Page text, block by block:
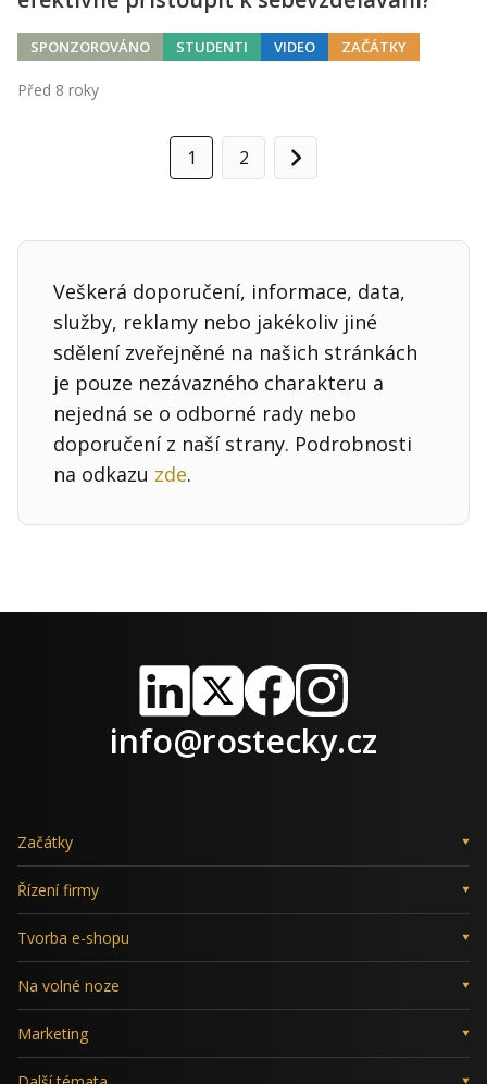
SPONZOROVÁNO STUDENTI VIDEO ZAČÁTKY
Před 8 roky
1 2
Další
Veškerá doporučení, informace, data,
služby, reklamy nebo jakékoliv jiné
sdělení zveřejněné na našich stránkách
je pouze nezávazného charakteru a
nejedná se o odborné rady nebo
doporučení z naší strany. Podrobnosti
na odkazu zde.
LinkedIn
X FacebookInstagram
info@rostecky.cz
Začátky
Řízení firmy
Tvorba e-shopu
Na volné noze
Marketing